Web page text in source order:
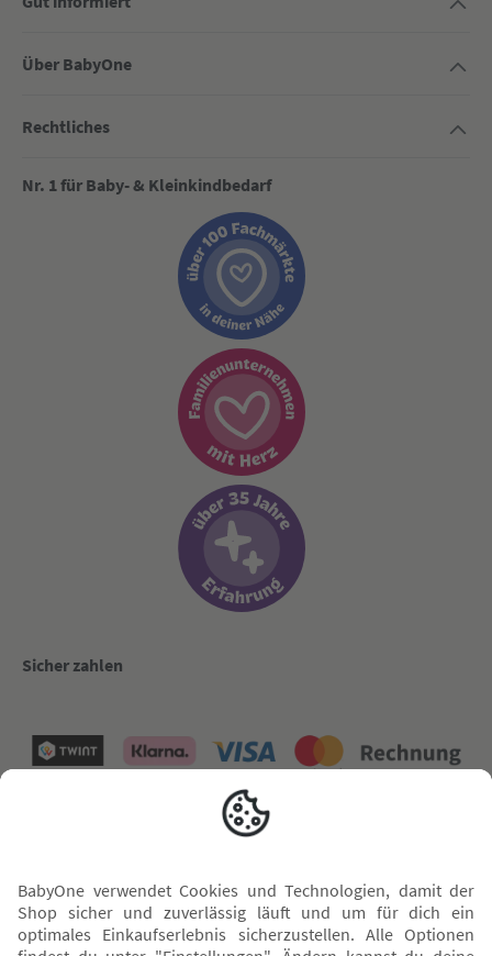
Über BabyOne
Rechtliches
Nr. 1 für Baby- & Kleinkindbedarf
Sicher zahlen